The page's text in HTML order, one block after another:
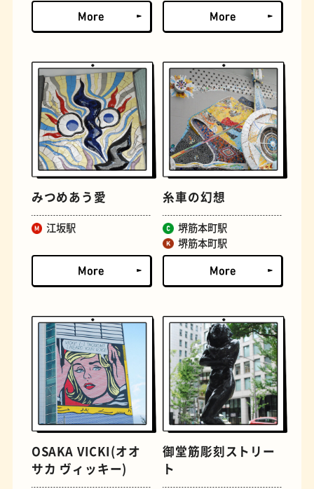
握り寿司 花屋
定食 おいもスイーツ
みつめあう愛
江坂駅
糸車の幻想
堺筋本町駅
堺筋本町駅
OSAKA VICKI(オオ
サカ ヴィッキー)
御堂筋彫刻ストリー
ト